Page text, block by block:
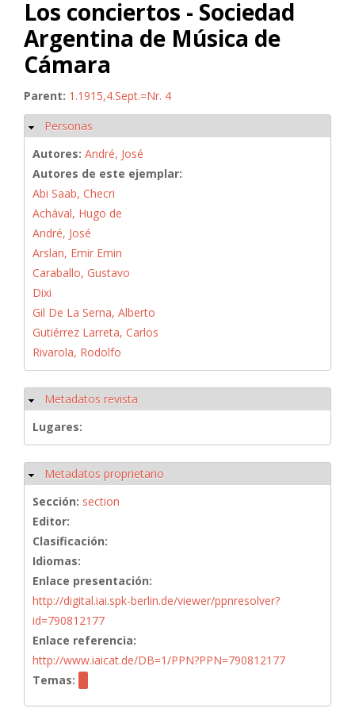
Los conciertos - Sociedad
Argentina de Música de
Cámara
Parent: 1.1915,4.Sept.=Nr. 4
Ocultar
Personas
Autores: André, José
Autores de este ejemplar:
Abi Saab, Checri
Achával, Hugo de
André, José
Arslan, Emir Emin
Caraballo, Gustavo
Dixi
Gil De La Serna, Alberto
Gutiérrez Larreta, Carlos
Rivarola, Rodolfo
Ocultar
Metadatos revista
Lugares:
Ocultar
Metadatos proprietario
Sección: section
Editor:
Clasificación:
Idiomas:
Enlace presentación:
http://digital.iai.spk-berlin.de/viewer/ppnresolver?
id=790812177
Enlace referencia:
http://www.iaicat.de/DB=1/PPN?PPN=790812177
Temas: